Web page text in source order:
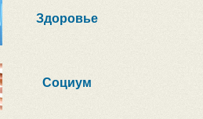
Здоровье
Социум